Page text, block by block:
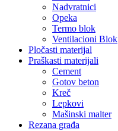
Nadvratnici
Opeka
Termo blok
Ventilacioni Blok
Pločasti materijal
Praškasti materijali
Cement
Gotov beton
Kreč
Lepkovi
Mašinski malter
Rezana građa